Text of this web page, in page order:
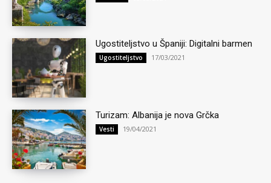
Ugostiteljstvo u Španiji: Digitalni barmen
Ugostiteljstvo 17/03/2021
Turizam: Albanija je nova Grčka
Vesti 19/04/2021